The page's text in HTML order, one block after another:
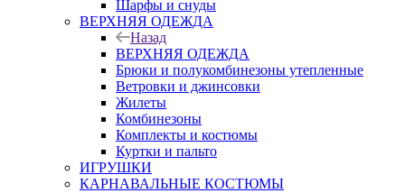
Шарфы и снуды
ВЕРХНЯЯ ОДЕЖДА
Назад
ВЕРХНЯЯ ОДЕЖДА
Брюки и полукомбинезоны утепленные
Ветровки и джинсовки
Жилеты
Комбинезоны
Комплекты и костюмы
Куртки и пальто
ИГРУШКИ
КАРНАВАЛЬНЫЕ КОСТЮМЫ